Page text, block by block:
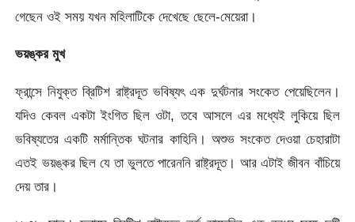
গেছেন ওই সময় যখন মহিলাটিকে দেখেছে ছেলে-মেয়েরা।
ভয়ঙ্কর মুখ
ফ্রান্সে নিযুক্ত ব্রিটিশ রাষ্ট্রদূত ভবিষ্যৎ এক দুর্ঘটনার সংকেত পেয়েছিলেন।
যদিও কেবল একটা ইংগিত ছিল ওটা, তবে আসলে এর মধ্যেই লুকিয়ে ছিল
ভবিষ্যতের একটি মর্মান্তিক ঘটনার কাহিনি। অশুভ সংকেত দেওয়া চেহারাটা
এতই ভয়ঙ্কর ছিল যে তা ভুলতে পারেননি রাষ্ট্রদূত। আর এটাই জীবন বাঁচিয়ে
দেয় তার।